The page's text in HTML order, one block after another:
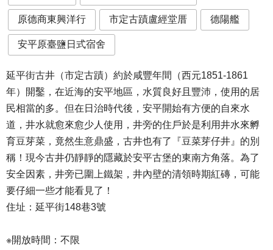
原德商東興洋行 市定古蹟盧經堂厝 德陽艦
安平原臺鹽日式宿舍
延平街古井（市定古蹟）約於咸豐年間（西元1851-1861
年）開鑿，在近海的安平地區，水質良好且豐沛，使用的居
民相當的多。但在日治時代後，安平開始有方便的自來水
道，井水就愈來愈少人使用，井旁的住戶於是利用井水來孵
育豆芽菜，竟然生意鼎盛，古井也有了『豆菜芽仔井』的別
稱！現今古井仍靜靜的隱藏於安平古堡的東南方角落。為了
安全因素，井旁已圍上鐵架，井內壁的清領時期紅磚，可能
要仔細一些才能看見了！
住址：延平街148巷3號
※開放時間：不限